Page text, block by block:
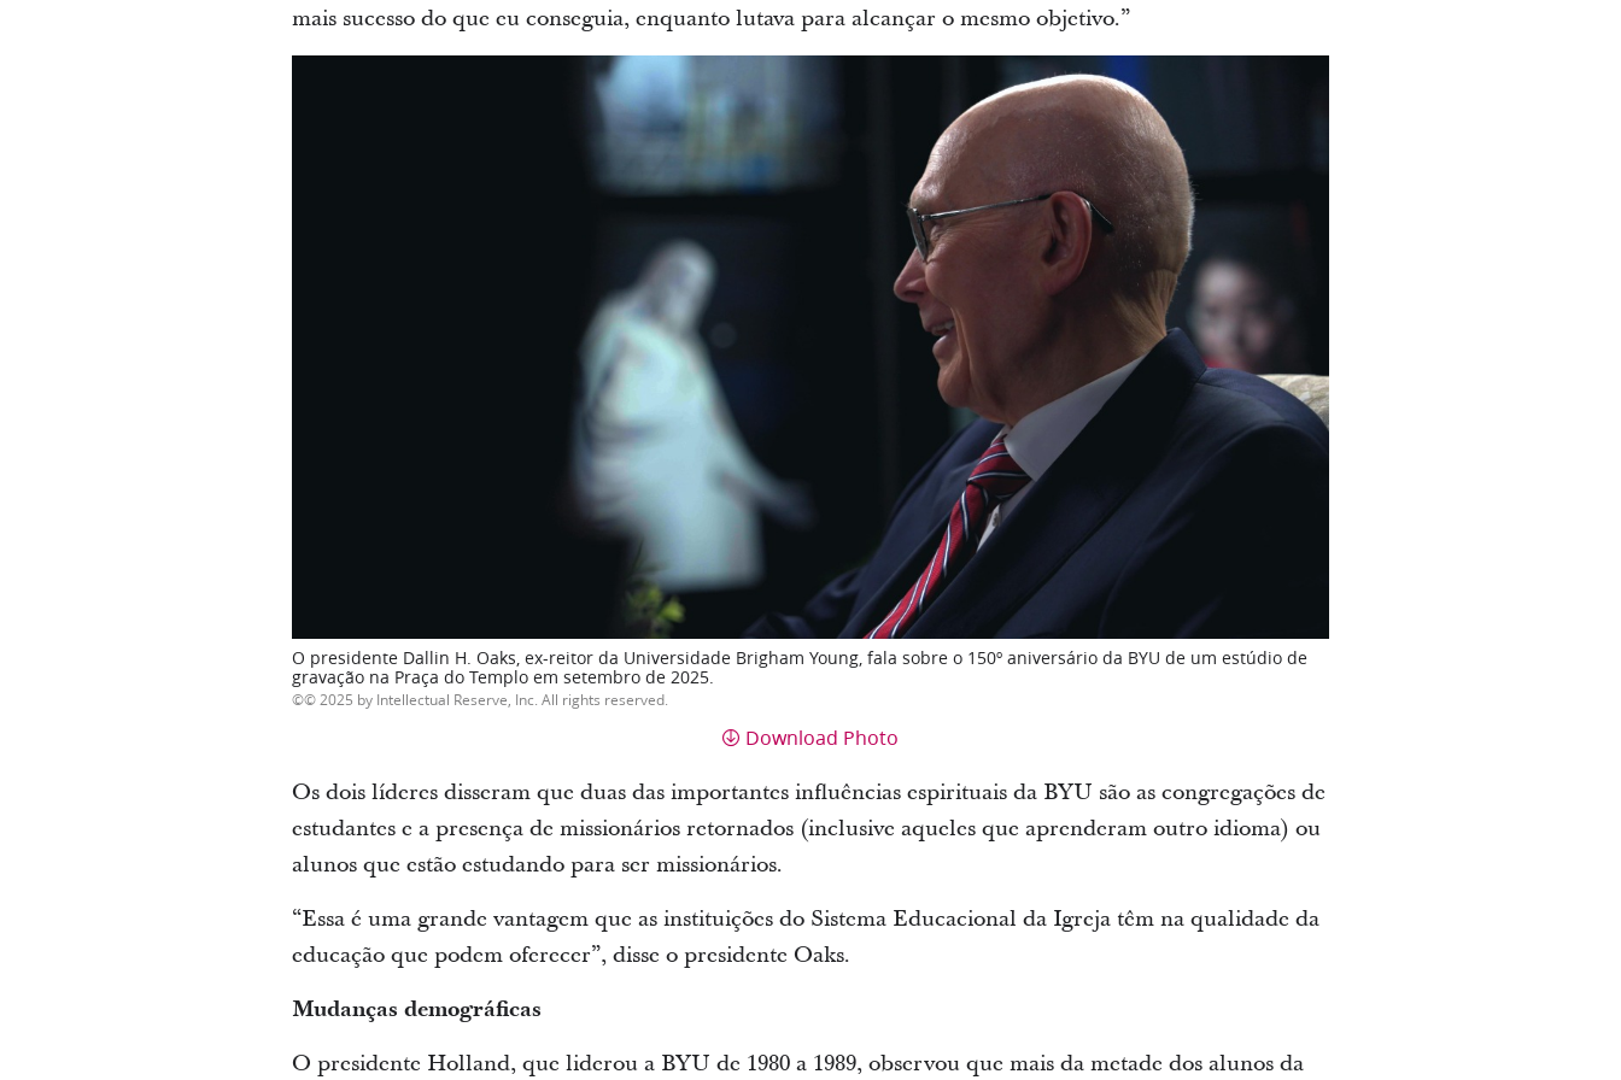
mais sucesso do que eu conseguia, enquanto lutava para alcançar o mesmo objetivo.”
O presidente Dallin H. Oaks, ex-reitor da Universidade Brigham Young, fala sobre o 150º aniversário da BYU de um estúdio de
gravação na Praça do Templo em setembro de 2025.
© 2025 by Intellectual Reserve, Inc. All rights reserved.
Download Photo
Os dois líderes disseram que duas das importantes influências espirituais da BYU são as congregações de
estudantes e a presença de missionários retornados (inclusive aqueles que aprenderam outro idioma) ou
alunos que estão estudando para ser missionários.
“Essa é uma grande vantagem que as instituições do Sistema Educacional da Igreja têm na qualidade da
educação que podem oferecer”, disse o presidente Oaks.
Mudanças demográficas
O presidente Holland, que liderou a BYU de 1980 a 1989, observou que mais da metade dos alunos da